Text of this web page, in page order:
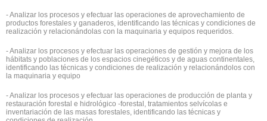
- Analizar los procesos y efectuar las operaciones de aprovechamiento de
productos forestales y ganaderos, identificando las técnicas y condiciones de
realización y relacionándolas con la maquinaria y equipos requeridos.
- Analizar los procesos y efectuar las operaciones de gestión y mejora de los
hábitats y poblaciones de los espacios cinegéticos y de aguas continentales,
identificando las técnicas y condiciones de realización y relacionándolos con
la maquinaria y equipo
- Analizar los procesos y efectuar las operaciones de producción de planta y
restauración forestal e hidrológico -forestal, tratamientos selvícolas e
inventariación de las masas forestales, identificando las técnicas y